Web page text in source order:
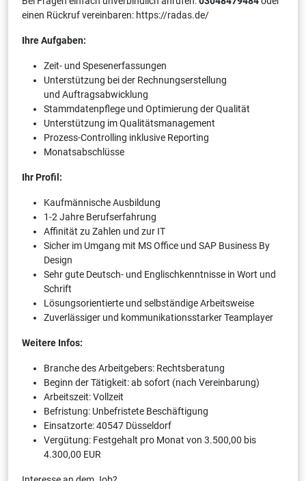
einen Rückruf vereinbaren: https://radas.de/
Ihre Aufgaben:
Zeit- und Spesenerfassungen
Unterstützung bei der Rechnungserstellung
und Auftragsabwicklung
Stammdatenpflege und Optimierung der Qualität
Unterstützung im Qualitätsmanagement
Prozess-Controlling inklusive Reporting
Monatsabschlüsse
Ihr Profil:
Kaufmännische Ausbildung
1-2 Jahre Berufserfahrung
Affinität zu Zahlen und zur IT
Sicher im Umgang mit MS Office und SAP Business By
Design
Sehr gute Deutsch- und Englischkenntnisse in Wort und
Schrift
Lösungsorientierte und selbständige Arbeitsweise
Zuverlässiger und kommunikationsstarker Teamplayer
Weitere Infos:
Branche des Arbeitgebers: Rechtsberatung
Beginn der Tätigkeit: ab sofort (nach Vereinbarung)
Arbeitszeit: Vollzeit
Befristung: Unbefristete Beschäftigung
Einsatzorte: 40547 Düsseldorf
Vergütung: Festgehalt pro Monat von 3.500,00 bis
4.300,00 EUR